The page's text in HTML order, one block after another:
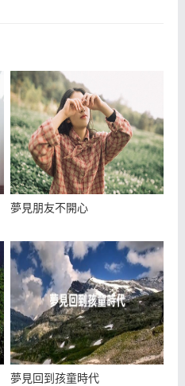
夢見朋友不開心
夢見回到孩童時代